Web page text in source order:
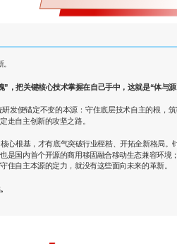
，把关键核心技术掌握在自己手中，这就是“体与源
发便锚定不变的本源：守住底层技术自主的根，
走自主创新的攻坚之路。
心根基，才有底气突破行业桎梏、开拓全新格局
是国内首个开源的商用移固融合移动生态兼容环
自主本源的定力，就没有这些面向未来的革新。